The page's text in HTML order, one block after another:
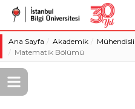
Ana Sayfa Akademik
Matematik Bölümü